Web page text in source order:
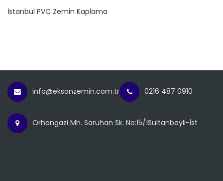
İstanbul PVC Zemin Kaplama
info@eksanzemin.com.tr 0216 487 0910
Orhangazi Mh. Saruhan Sk. No:15/1Sultanbeyli-İst